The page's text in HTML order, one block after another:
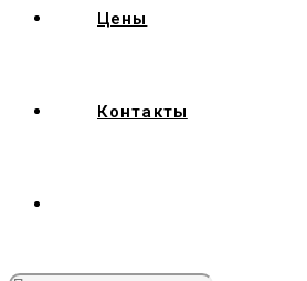
Цены
Контакты